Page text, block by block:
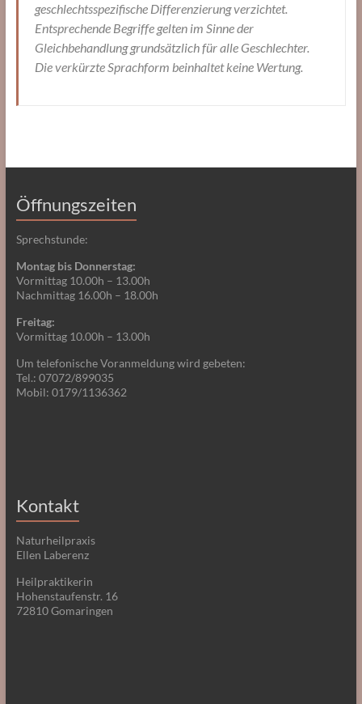
geschlechtsspezifische Differenzierung verzichtet.
Entsprechende Begriffe gelten im Sinne der
Gleichbehandlung grundsätzlich für alle Geschlechter.
Die verkürzte Sprachform beinhaltet keine Wertung.
Öffnungszeiten
Sprechstunde:
Montag bis Donnerstag:
Vormittag 10.00h – 13.00h
Nachmittag 16.00h – 18.00h
Freitag:
Vormittag 10.00h – 13.00h
Um telefonische Voranmeldung wird gebeten:
Tel.: 07072/899035
Mobil: 0179/1136362
Kontakt
Naturheilpraxis
Ellen Laberenz
Heilpraktikerin
Hohenstaufenstr. 16
72810 Gomaringen